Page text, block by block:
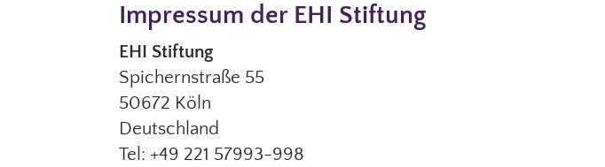
Impressum der EHI Stiftung
EHI Stiftung
Spichernstraße 55
50672 Köln
Deutschland
Tel: +49 221 57993-998